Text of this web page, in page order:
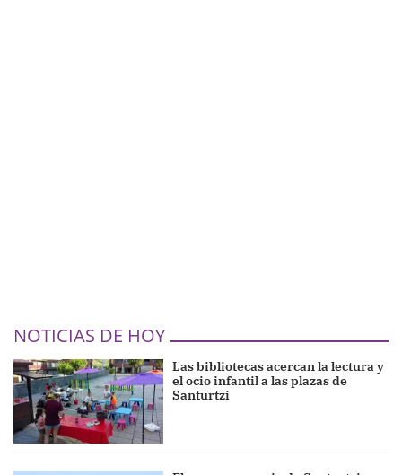
NOTICIAS DE HOY
Las bibliotecas acercan la lectura y
el ocio infantil a las plazas de
Santurtzi